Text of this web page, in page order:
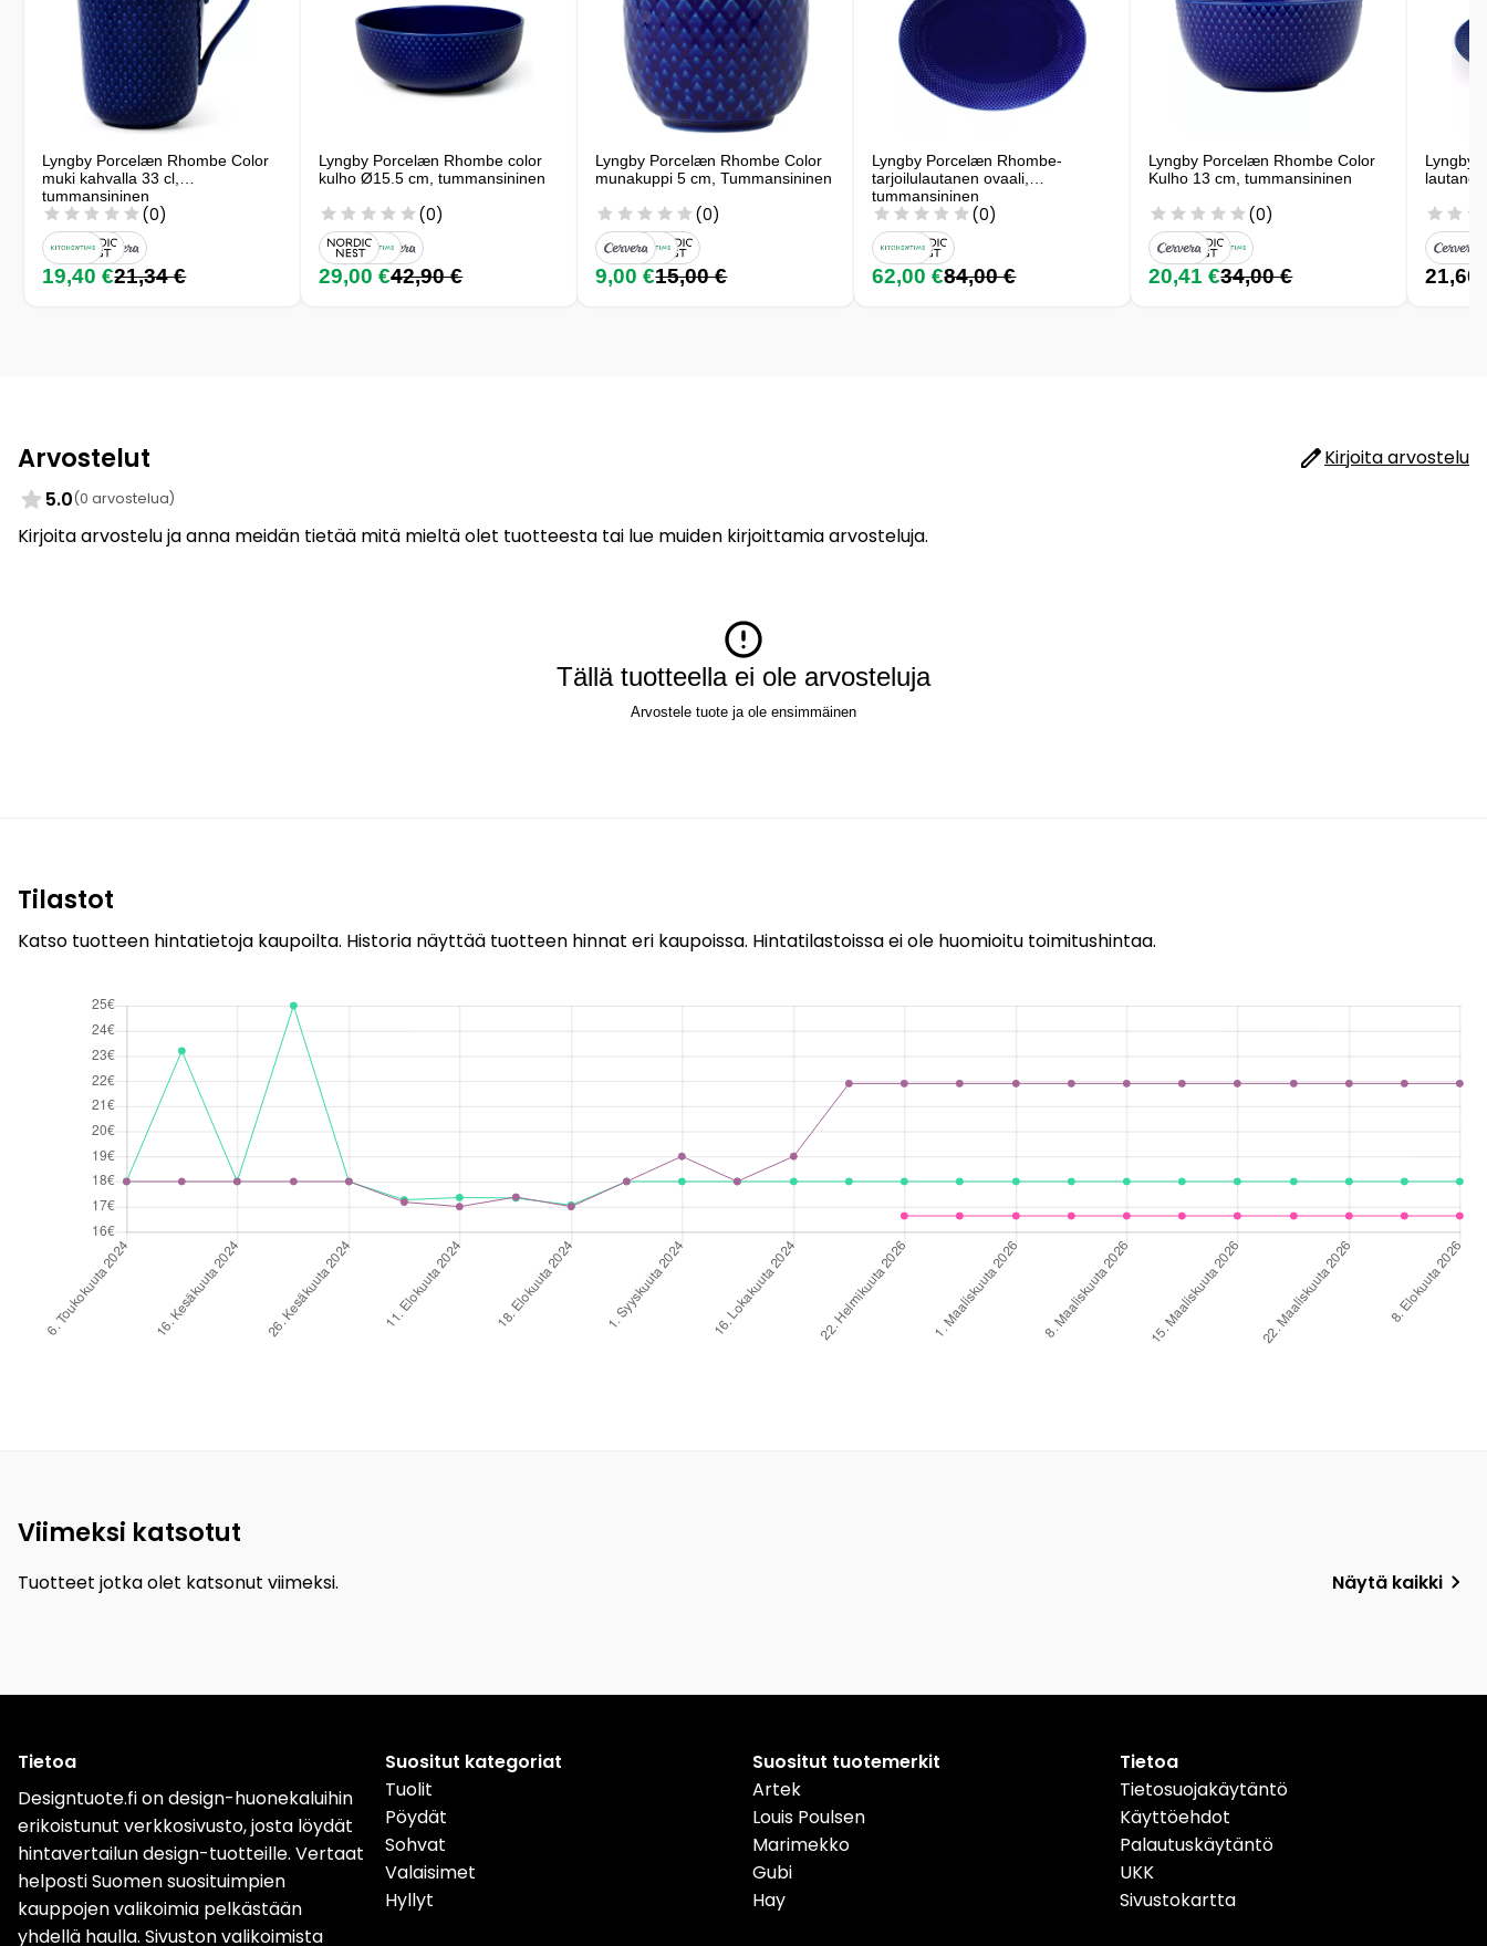
Lyngby Porcelæn Rhombe Color
muki kahvalla 33 cl,
tummansininen
(0)
19,40 €21,34 €
Lyngby Porcelæn Rhombe color
kulho Ø15.5 cm, tummansininen
(0)
29,00 €42,90 €
Lyngby Porcelæn Rhombe Color
munakuppi 5 cm, Tummansininen
(0)
9,00 €15,00 €
Lyngby Porcelæn Rhombe-
tarjoilulautanen ovaali,
tummansininen
(0)
62,00 €84,00 €
Lyngby Porcelæn Rhombe Color
Kulho 13 cm, tummansininen
(0)
20,41 €34,00 €
Lyngby
21,60
Arvostelut
Kirjoita arvostelu
5.0(0 arvostelua)
Kirjoita arvostelu ja anna meidän tietää mitä mieltä olet tuotteesta tai lue muiden kirjoittamia arvosteluja.
Tällä tuotteella ei ole arvosteluja
Arvostele tuote ja ole ensimmäinen
Tilastot
Katso tuotteen hintatietoja kaupoilta. Historia näyttää tuotteen hinnat eri kaupoissa. Hintatilastoissa ei ole huomioitu toimitushintaa.
Viimeksi katsotut
Tuotteet jotka olet katsonut viimeksi. Näytä kaikki
Tietoa
Designtuote.fi on design-huonekaluihin
erikoistunut verkkosivusto, josta löydät
hintavertailun design-tuotteille. Vertaat
helposti Suomen suosituimpien
kauppojen valikoimia pelkästään
yhdellä haulla. Sivuston valikoimista
Suositut kategoriat
Tuolit
Pöydät
Sohvat
Valaisimet
Hyllyt
Suositut tuotemerkit
Artek
Louis Poulsen
Marimekko
Gubi
Hay
Tietoa
Tietosuojakäytäntö
Käyttöehdot
Palautuskäytäntö
UKK
Sivustokartta